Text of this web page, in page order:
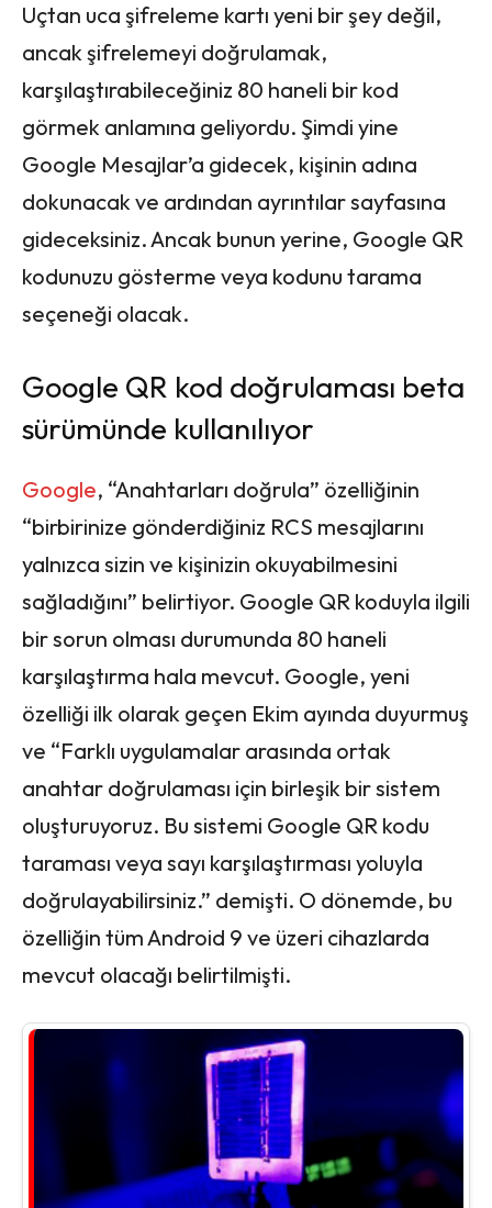
Uçtan uca şifreleme kartı yeni bir şey değil,
ancak şifrelemeyi doğrulamak,
karşılaştırabileceğiniz 80 haneli bir kod
görmek anlamına geliyordu. Şimdi yine
Google Mesajlar’a gidecek, kişinin adına
dokunacak ve ardından ayrıntılar sayfasına
gideceksiniz. Ancak bunun yerine, Google QR
kodunuzu gösterme veya kodunu tarama
seçeneği olacak.
Google QR kod doğrulaması beta
sürümünde kullanılıyor
Google, “Anahtarları doğrula” özelliğinin
“birbirinize gönderdiğiniz RCS mesajlarını
yalnızca sizin ve kişinizin okuyabilmesini
sağladığını” belirtiyor. Google QR koduyla ilgili
bir sorun olması durumunda 80 haneli
karşılaştırma hala mevcut. Google, yeni
özelliği ilk olarak geçen Ekim ayında duyurmuş
ve “Farklı uygulamalar arasında ortak
anahtar doğrulaması için birleşik bir sistem
oluşturuyoruz. Bu sistemi Google QR kodu
taraması veya sayı karşılaştırması yoluyla
doğrulayabilirsiniz.” demişti. O dönemde, bu
özelliğin tüm Android 9 ve üzeri cihazlarda
mevcut olacağı belirtilmişti.